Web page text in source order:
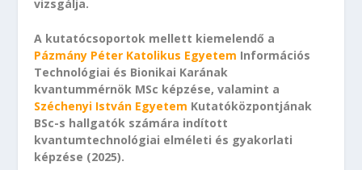
vizsgálja.
A kutatócsoportok mellett kiemelendő a
Pázmány Péter Katolikus Egyetem Információs
Technológiai és Bionikai Karának
kvantummérnök MSc képzése, valamint a
Széchenyi István Egyetem Kutatóközpontjának
BSc-s hallgatók számára indított
kvantumtechnológiai elméleti és gyakorlati
képzése (2025).